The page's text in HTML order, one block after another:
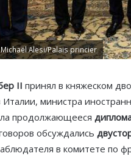
Alesi/Palais princier
II принял в княжеском
министра
продолжающееся
обсуждались
в комитете по